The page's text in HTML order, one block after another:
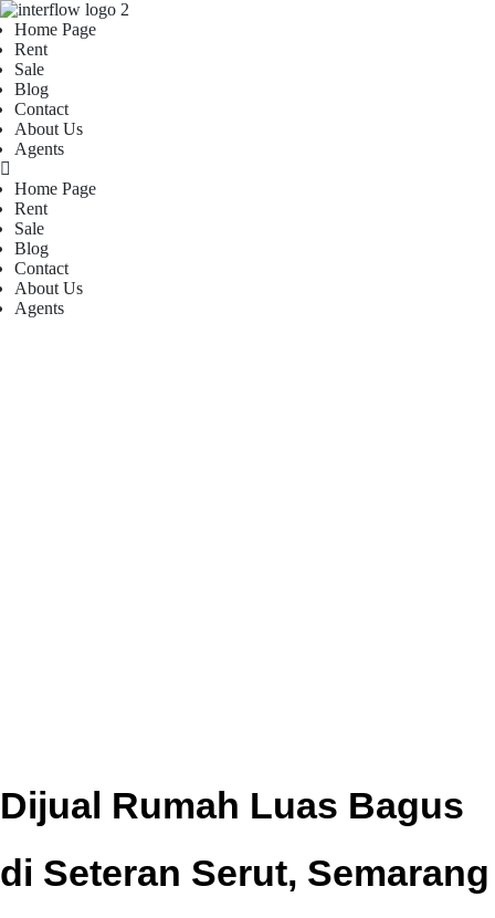
Home Page
Rent
Sale
Blog
Contact
About Us
Agents
Home Page
Rent
Sale
Blog
Contact
About Us
Agents
Dijual Rumah Luas Bagus
di Seteran Serut, Semarang